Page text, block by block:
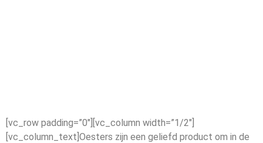
[vc_row padding=”0″][vc_column width=”1/2″]
[vc_column_text]Oesters zijn een geliefd product om in de